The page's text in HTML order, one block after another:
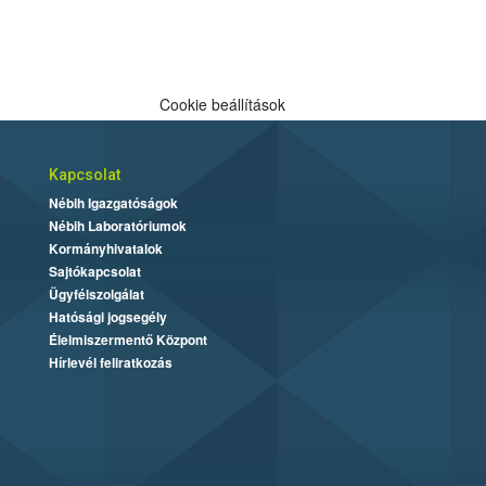
Cookie beállítások
Kapcsolat
Nébih Igazgatóságok
Nébih Laboratóriumok
Kormányhivatalok
Sajtókapcsolat
Ügyfélszolgálat
Hatósági jogsegély
Élelmiszermentő Központ
Hírlevél feliratkozás